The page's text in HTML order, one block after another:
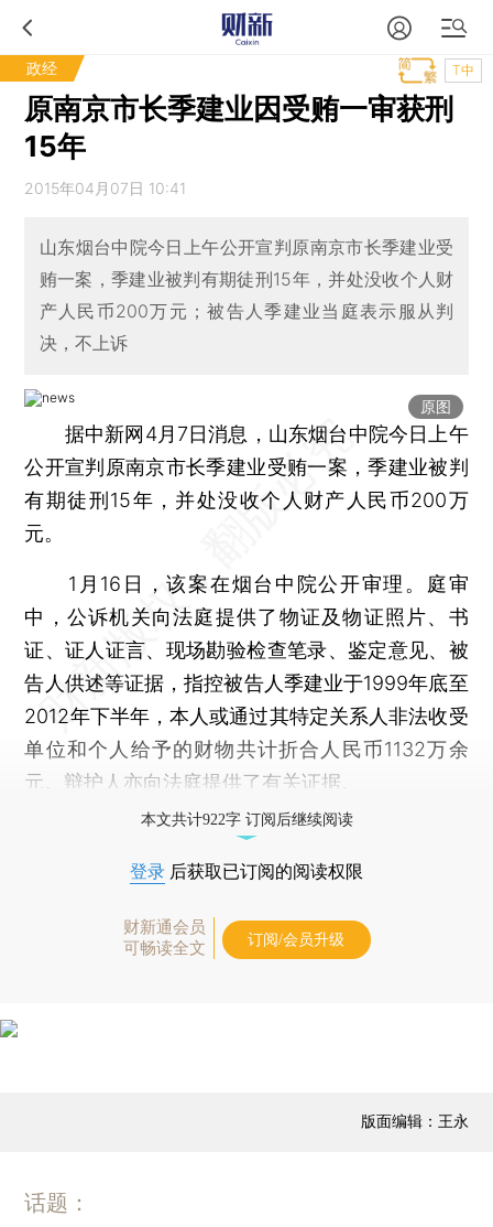
政经 T中
原南京市长季建业因受贿一审获刑
15年
2015年04月07日 10:41
山东烟台中院今日上午公开宣判原南京市长季建业受
贿一案，季建业被判有期徒刑15年，并处没收个人财
产人民币200万元；被告人季建业当庭表示服从判
决，不上诉
原图
据中新网4月7日消息，山东烟台中院今日上午
公开宣判原南京市长季建业受贿一案，季建业被判
有期徒刑15年，并处没收个人财产人民币200万
元。
1月16日，该案在烟台中院公开审理。庭审
中，公诉机关向法庭提供了物证及物证照片、书
证、证人证言、现场勘验检查笔录、鉴定意见、被
告人供述等证据，指控被告人季建业于1999年底至
2012年下半年，本人或通过其特定关系人非法收受
单位和个人给予的财物共计折合人民币1132万余
元。辩护人亦向法庭提供了有关证据。
本文共计922字 订阅后继续阅读
登录 后获取已订阅的阅读权限
财新通会员
可畅读全文
订阅/会员升级
版面编辑：王永
话题：